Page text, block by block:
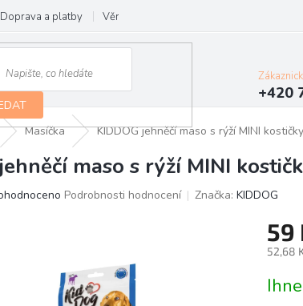
Doprava a platby Věrnostní program
+420
Masíčka KIDDOG jehněčí maso s rýží MINI
maso s rýží MINI
Podrobnosti hodnocení Značka: KIDDOG
59
52,68
cena: